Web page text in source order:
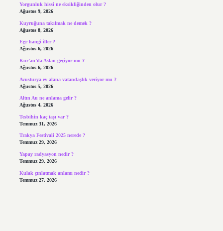
Yorgunluk hissi ne eksikliğinden olur ?
Ağustos 9, 2026
Kuyruğuna takılmak ne demek ?
Ağustos 8, 2026
Ege hangi iller ?
Ağustos 6, 2026
Kur’an’da Aslan geçiyor mu ?
Ağustos 6, 2026
Avusturya ev alana vatandaşlık veriyor mu ?
Ağustos 5, 2026
Altın Au ne anlama gelir ?
Ağustos 4, 2026
Tesbihin kaç taşı var ?
Temmuz 31, 2026
Trakya Festivali 2025 nerede ?
Temmuz 29, 2026
Yapay radyasyon nedir ?
Temmuz 29, 2026
Kulak çınlatmak anlamı nedir ?
Temmuz 27, 2026